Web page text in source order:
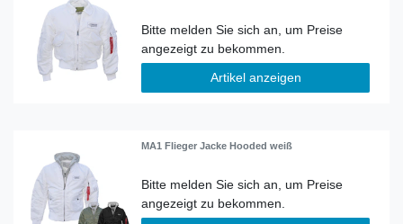
Artikel anzeigen
MA1 Flieger Jacke Hooded weiß